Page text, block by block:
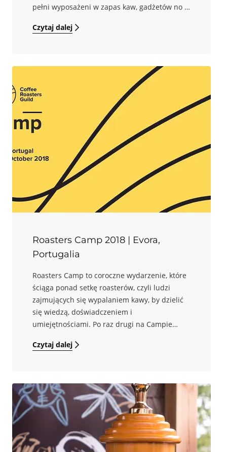
pełni wyposażeni w zapas kaw, gadżetów no i
Czytaj dalej
Roasters Camp 2018 | Evora,
Portugalia
Roasters Camp to coroczne wydarzenie, które
ściąga ponad setkę roasterów, czyli ludzi
zajmujących się wypalaniem kawy, by dzielić
się wiedzą, doświadczeniem i
umiejętnościami. Po raz drugi na Campie
nową wiedzę, po drugie, by poznać nowych
Czytaj dalej